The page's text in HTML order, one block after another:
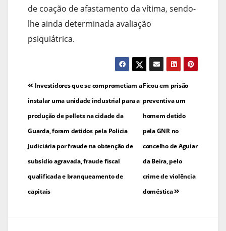
de coação de afastamento da vítima, sendo-
lhe ainda determinada avaliação
psiquiátrica.
Navegação
de
artigos
Ficou em prisão
preventiva um
homem detido
pela GNR no
concelho de Aguiar
da Beira, pelo
crime de violência
doméstica
Investidores que se comprometiam a
instalar uma unidade industrial para a
produção de pellets na cidade da
Guarda, foram detidos pela Policia
Judiciária por fraude na obtenção de
subsídio agravada, fraude fiscal
qualificada e branqueamento de
capitais